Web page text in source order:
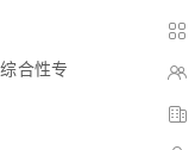
合性专